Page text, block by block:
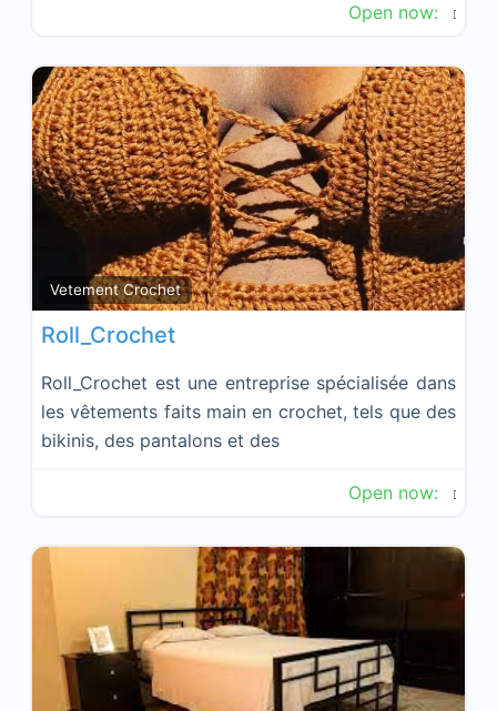
Open now:
Vetement Crochet
Roll_Crochet
Roll_Crochet est une entreprise spécialisée dans
les vêtements faits main en crochet, tels que des
bikinis, des pantalons et des
Open now: